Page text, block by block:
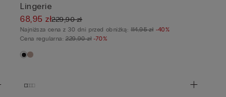
Lingerie
68,95 zł229,90 zł
Najniższa cena z 30 dni przed obniżką:114,95 zł -40%
Cena regularna:229,90 zł -70%